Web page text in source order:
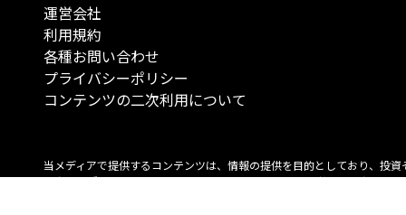
運営会社
利用規約
各種お問い合わせ
プライバシーポリシー
コンテンツの二次利用について
当メディアで提供するコンテンツは、情報の提供を目的としており、投資
行動を勧誘する目的で、作成したものではありません。 銘柄の選択、売